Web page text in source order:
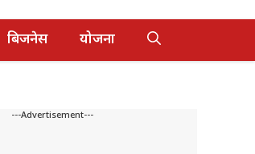
बिजनेस योजना
---Advertisement---